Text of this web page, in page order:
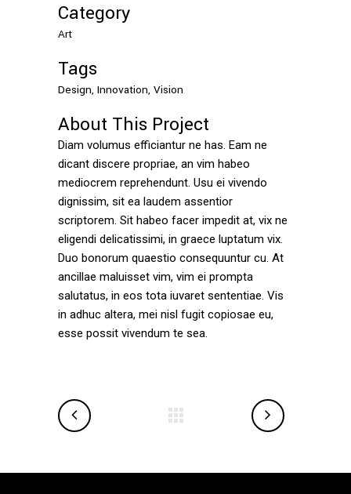
Category
Art
Tags
Design, Innovation, Vision
About This Project
Diam volumus efficiantur ne has. Eam ne
dicant discere propriae, an vim habeo
mediocrem reprehendunt. Usu ei vivendo
dignissim, sit ea laudem assentior
scriptorem. Sit habeo facer impedit at, vix ne
eligendi delicatissimi, in graece luptatum vix.
Duo bonorum quaestio consequuntur cu. At
ancillae maluisset vim, vim ei prompta
salutatus, in eos tota iuvaret sententiae. Vis
in adhuc altera, mei nisl fugit copiosae eu,
esse possit vivendum te sea.